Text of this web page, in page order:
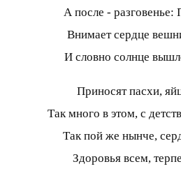
А после - разговенье:
Внимает сердце
И словно солнце
Приносят пасхи,
Так много в этом, с
Так пой же нынче,
Здоровья всем,